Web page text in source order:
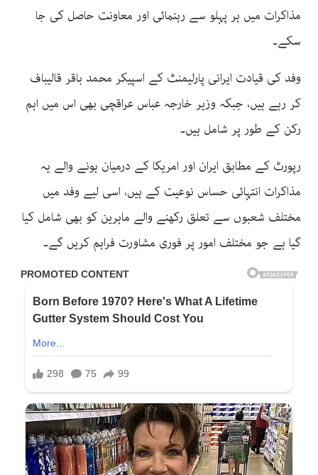
مذاکرات میں ہر پہلو سے رہنمائی اور معاونت حاصل کی جا
سکے۔
وفد کی قیادت ایرانی پارلیمنٹ کے اسپیکر محمد باقر قالیباف
کر رہے ہیں، جبکہ وزیر خارجہ عباس عراقچی بھی اس میں اہم
رکن کے طور پر شامل ہیں۔
رپورٹ کے مطابق ایران اور امریکا کے درمیان ہونے والے یہ
مذاکرات انتہائی حساس نوعیت کے ہیں، اسی لیے وفد میں
مختلف شعبوں سے تعلق رکھنے والے ماہرین کو بھی شامل کیا
گیا ہے جو مختلف امور پر فوری مشاورت فراہم کریں گے۔